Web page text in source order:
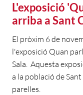
L'exposició
arriba a Sant
El pròxim 6 de
l'exposició Quan
Sala. Aquesta
a la població de
parelles.